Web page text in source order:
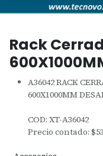
Rack
A36042 RACK
600X1000MM
COD: XT-A36042
Precio contado: